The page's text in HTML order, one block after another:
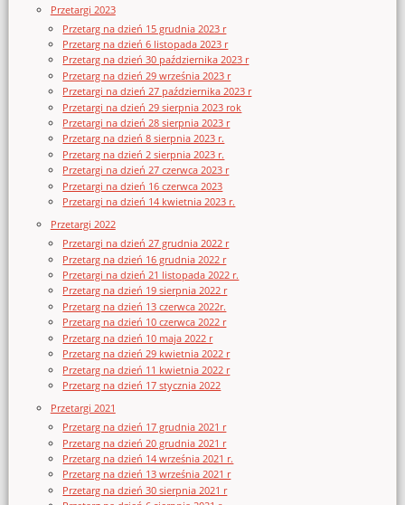
Przetargi 2023
Przetarg na dzień 15 grudnia 2023 r
Przetarg na dzień 6 listopada 2023 r
Przetarg na dzień 30 października 2023 r
Przetarg na dzień 29 września 2023 r
Przetargi na dzień 27 października 2023 r
Przetargi na dzień 29 sierpnia 2023 rok
Przetargi na dzień 28 sierpnia 2023 r
Przetarg na dzień 8 sierpnia 2023 r.
Przetarg na dzień 2 sierpnia 2023 r.
Przetargi na dzień 27 czerwca 2023 r
Przetargi na dzień 16 czerwca 2023
Przetargi na dzień 14 kwietnia 2023 r.
Przetargi 2022
Przetargi na dzień 27 grudnia 2022 r
Przetarg na dzień 16 grudnia 2022 r
Przetargi na dzień 21 listopada 2022 r.
Przetarg na dzień 19 sierpnia 2022 r
Przetarg na dzień 13 czerwca 2022r.
Przetarg na dzień 10 czerwca 2022 r
Przetarg na dzień 10 maja 2022 r
Przetarg na dzień 29 kwietnia 2022 r
Przetarg na dzień 11 kwietnia 2022 r
Przetarg na dzień 17 stycznia 2022
Przetargi 2021
Przetarg na dzień 17 grudnia 2021 r
Przetarg na dzień 20 grudnia 2021 r
Przetarg na dzień 14 września 2021 r.
Przetarg na dzień 13 września 2021 r
Przetarg na dzień 30 sierpnia 2021 r